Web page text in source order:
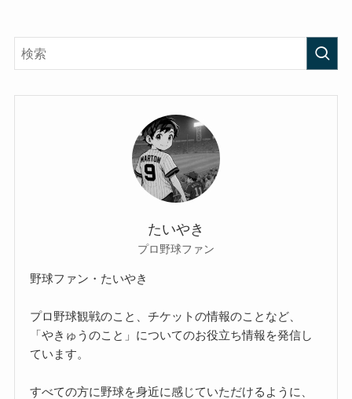
たいやき
プロ野球ファン
野球ファン・たいやき
プロ野球観戦のこと、チケットの情報のことなど、
「やきゅうのこと」についてのお役立ち情報を発信し
ています。
すべての方に野球を身近に感じていただけるように、